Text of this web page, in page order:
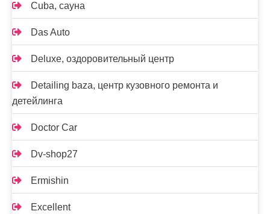
Cuba, сауна
Das Auto
Deluxe, оздоровительный центр
Detailing baza, центр кузовного ремонта и
детейлинга
Doctor Car
Dv-shop27
Ermishin
Excellent